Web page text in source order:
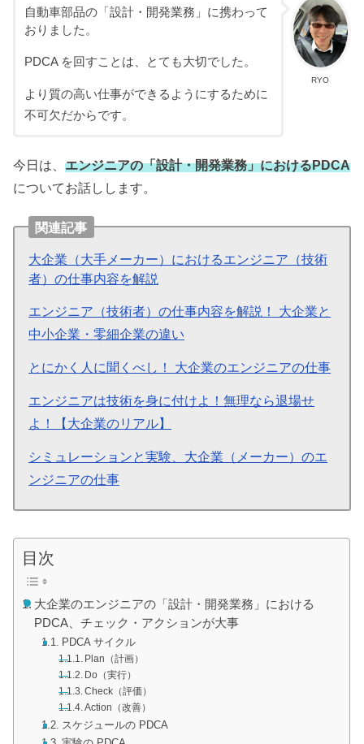
RYO
自動車部品の「設計・開発業務」に携わって
おりました。
PDCA を回すことは、とても大切でした。
より質の高い仕事ができるようにするために
不可欠だからです。
今日は、エンジニアの「設計・開発業務」におけるPDCA
についてお話しします。
関連記事
大企業（大手メーカー）におけるエンジニア（技術
者）の仕事内容を解説
エンジニア（技術者）の仕事内容を解説！ 大企業と
中小企業・零細企業の違い
とにかく人に聞くべし！ 大企業のエンジニアの仕事
エンジニアは技術を身に付けよ！無理なら退場せ
よ！【大企業のリアル】
シミュレーションと実験、大企業（メーカー）のエ
ンジニアの仕事
目次
大企業のエンジニアの「設計・開発業務」における
PDCA、チェック・アクションが大事
PDCA サイクル
Plan（計画）
Do（実行）
Check（評価）
Action（改善）
スケジュールの PDCA